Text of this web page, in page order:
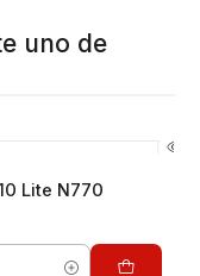
uno de
Lite N770